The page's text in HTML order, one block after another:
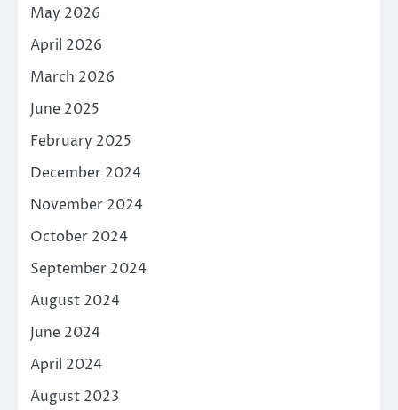
May 2026
April 2026
March 2026
June 2025
February 2025
December 2024
November 2024
October 2024
September 2024
August 2024
June 2024
April 2024
August 2023